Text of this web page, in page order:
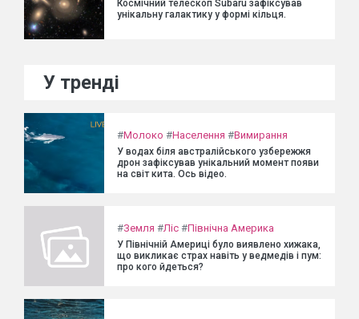
Космічний телескоп Subaru зафіксував
унікальну галактику у формі кільця.
У тренді
#Молоко #Населення #Вимирання
У водах біля австралійського узбережжя
дрон зафіксував унікальний момент появи
на світ кита. Ось відео.
#Земля #Ліс #Північна Америка
У Північній Америці було виявлено хижака,
що викликає страх навіть у ведмедів і пум:
про кого йдеться?